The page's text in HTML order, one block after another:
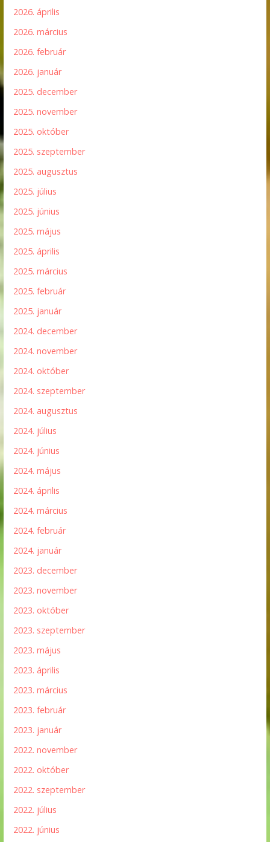
2026. április
2026. március
2026. február
2026. január
2025. december
2025. november
2025. október
2025. szeptember
2025. augusztus
2025. július
2025. június
2025. május
2025. április
2025. március
2025. február
2025. január
2024. december
2024. november
2024. október
2024. szeptember
2024. augusztus
2024. július
2024. június
2024. május
2024. április
2024. március
2024. február
2024. január
2023. december
2023. november
2023. október
2023. szeptember
2023. május
2023. április
2023. március
2023. február
2023. január
2022. november
2022. október
2022. szeptember
2022. július
2022. június